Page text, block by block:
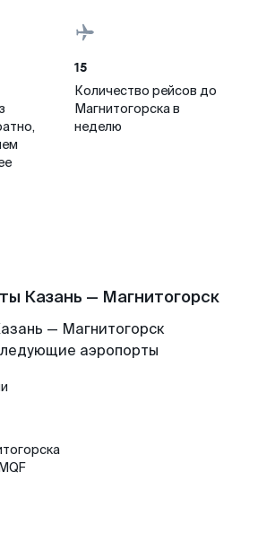
15
Количество рейсов до
Магнитогорска в
неделю
Казань — Магнитогорск
— Магнитогорск
аэропорты